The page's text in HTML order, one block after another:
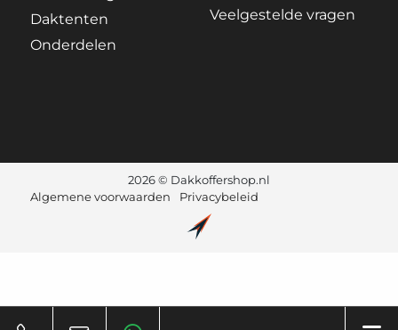
Daktenten
Onderdelen
Veelgestelde vragen
2026 © Dakkoffershop.nl
Algemene voorwaarden
Privacybeleid